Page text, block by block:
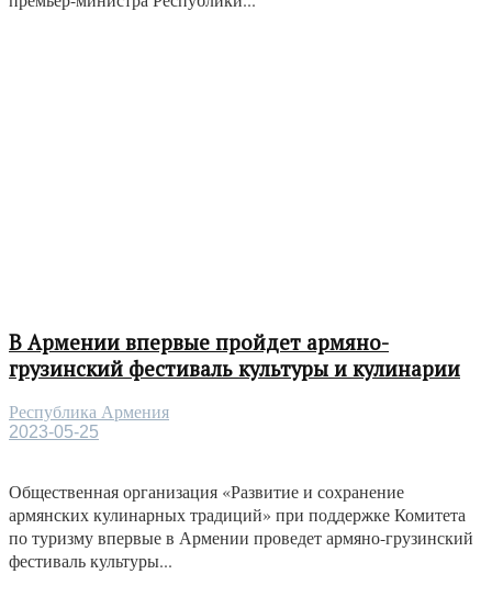
В Армении впервые пройдет армяно-
грузинский фестиваль культуры и кулинарии
Республика Армения
2023-05-25
Общественная организация «Развитие и сохранение
армянских кулинарных традиций» при поддержке Комитета
по туризму впервые в Армении проведет армяно-грузинский
фестиваль культуры...